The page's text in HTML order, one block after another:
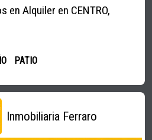
en Alquiler en CENTRO,
PATIO
Inmobiliaria Ferraro